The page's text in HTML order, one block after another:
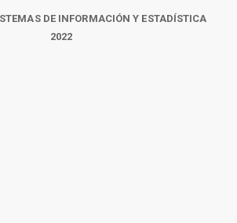
DE INFORMACIÓN Y ESTADÍSTICA
2022